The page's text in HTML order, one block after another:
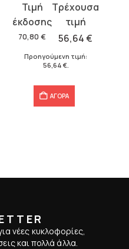
70,80 €
Original
price
was:
56,64€
τρέχουσα
τιμή
56,64 €.
Προηγούμενη τιμή:
56,64 €.
ΑΓΟΡΑ
νέες κυκλοφορίες,
και πολλά άλλα.